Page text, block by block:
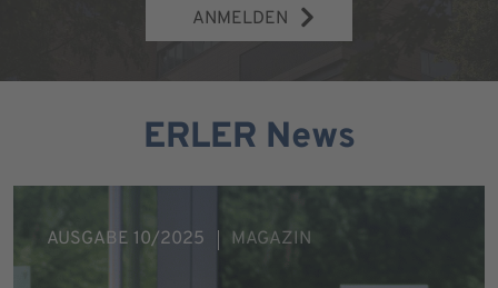
ANMELDEN
ERLER News
AUSGABE 10/2025 MAGAZIN